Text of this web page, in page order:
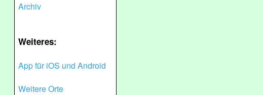
Archiv
Weiteres:
App für iOS und Android
Weitere Orte